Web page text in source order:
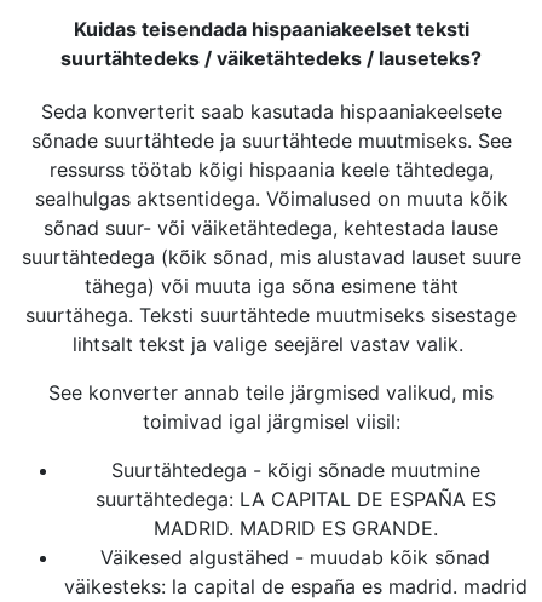
Kuidas teisendada hispaaniakeelset teksti
suurtähtedeks / väiketähtedeks / lauseteks?
Seda konverterit saab kasutada hispaaniakeelsete
sõnade suurtähtede ja suurtähtede muutmiseks. See
ressurss töötab kõigi hispaania keele tähtedega,
sealhulgas aktsentidega. Võimalused on muuta kõik
sõnad suur- või väiketähtedega, kehtestada lause
suurtähtedega (kõik sõnad, mis alustavad lauset suure
tähega) või muuta iga sõna esimene täht
suurtähega. Teksti suurtähtede muutmiseks sisestage
lihtsalt tekst ja valige seejärel vastav valik.
See konverter annab teile järgmised valikud, mis
toimivad igal järgmisel viisil:
Suurtähtedega - kõigi sõnade muutmine
suurtähtedega: LA CAPITAL DE ESPAÑA ES
MADRID. MADRID ES GRANDE.
Väikesed algustähed - muudab kõik sõnad
väikesteks: la capital de españa es madrid. madrid